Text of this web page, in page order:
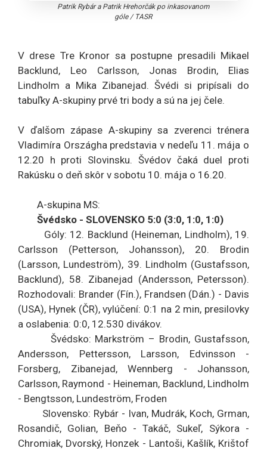
Patrik Rybár a Patrik Hrehorčák po inkasovanom
góle/ TASR
V drese Tre Kronor sa postupne presadili Mikael
Backlund, Leo Carlsson, Jonas Brodin, Elias
Lindholm a Mika Zibanejad. Švédi si pripísali do
tabuľky A-skupiny prvé tri body a sú na jej čele.
V ďalšom zápase A-skupiny sa zverenci trénera
Vladimíra Országha predstavia v nedeľu 11. mája o
12.20 h proti Slovinsku. Švédov čaká duel proti
Rakúsku o deň skôr v sobotu 10. mája o 16.20.
A-skupina MS:
Švédsko - SLOVENSKO 5:0 (3:0, 1:0, 1:0)
Góly: 12. Backlund (Heineman, Lindholm), 19.
Carlsson (Petterson, Johansson), 20. Brodin
(Larsson, Lundeström), 39. Lindholm (Gustafsson,
Backlund), 58. Zibanejad (Andersson, Petersson).
Rozhodovali: Brander (Fín.), Frandsen (Dán.) - Davis
(USA), Hynek (ČR), vylúčení: 0:1 na 2 min, presilovky
a oslabenia: 0:0, 12.530 divákov.
Švédsko: Markström – Brodin, Gustafsson,
Andersson, Pettersson, Larsson, Edvinsson -
Forsberg, Zibanejad, Wennberg - Johansson,
Carlsson, Raymond - Heineman, Backlund, Lindholm
- Bengtsson, Lundeström, Froden
Slovensko: Rybár - Ivan, Mudrák, Koch, Grman,
Rosandič, Golian, Beňo - Takáč, Sukeľ, Sýkora -
Chromiak, Dvorský, Honzek - Lantoši, Kašlík, Krištof